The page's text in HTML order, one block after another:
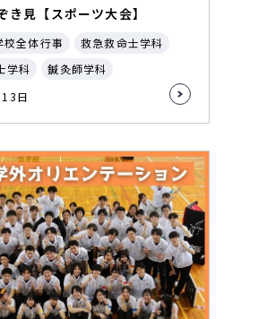
き見【スポーツ大会】
校全体行事
救急救命士学科
学科
鍼灸師学科
日